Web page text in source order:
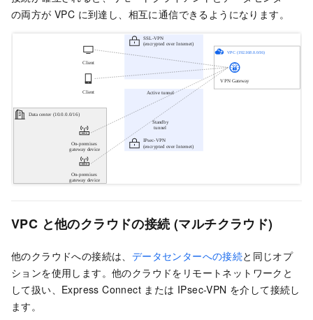
の両方が VPC に到達し、相互に通信できるようになります。
VPC と他のクラウドの接続 (マルチクラウド)
他のクラウドへの接続は、 データセンターへの接続と同じオプ
ションを使用します。他のクラウドをリモートネットワークと
して扱い、Express Connect または IPsec-VPN を介して接続し
ます。